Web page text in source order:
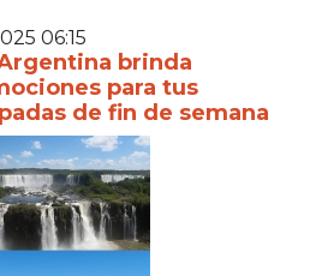
06:15
brinda
para tus
de fin de semana